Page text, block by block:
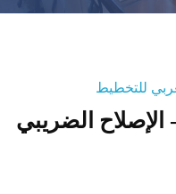
للتخطيط
الضريبي